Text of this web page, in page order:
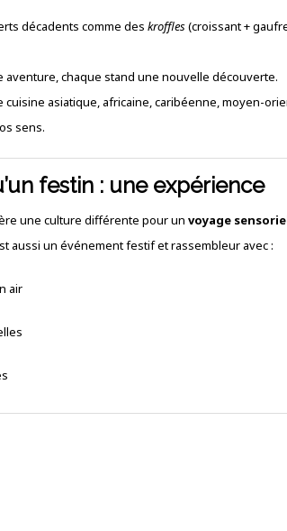
décadents comme des kroffles(croissant +
aventure, chaque stand une nouvelle découverte.
cuisine asiatique, africaine, caribéenne, moyen-
sens.
festin : une expérience
une culture différente pour un voyage
aussi un événement festif et rassembleur avec :
air